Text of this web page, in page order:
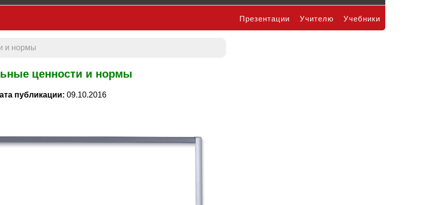
Учебники
Учителю
Презентации
и нормы
ценности и нормы
публикации: 09.10.2016